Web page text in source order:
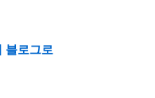
블로그로